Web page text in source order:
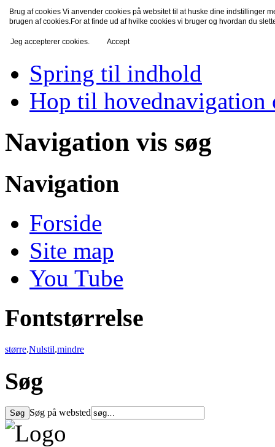
TV-Fredensborg
Spring til indhold
Hop til hovednavigation
Navigation vis søg
Navigation
Forside
Site map
You Tube
Fontstørrelse
større.Nulstil.mindre
Søg
Søg på websted
Brug af cookies Vi anvender cookies på websitet til at huske dine indstillinger
brugen af cookies.For at finde ud af hvilke cookies vi bruger og hvordan du
Jeg accepterer cookies. Accept